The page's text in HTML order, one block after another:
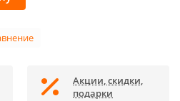
Акции, скидки,
подарки